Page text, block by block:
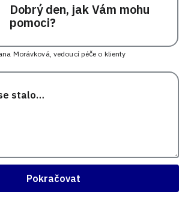
Dobrý den, jak Vám mohu
pomoci?
Morávková, vedoucí péče o klienty
Pokračovat